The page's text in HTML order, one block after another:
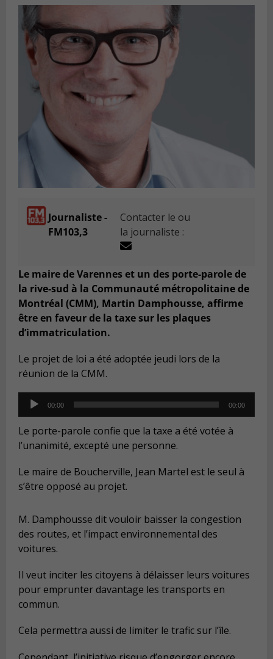
Journaliste -
FM103,3
Contacter le ou
la journaliste :
Le maire de Varennes et un des porte-parole de
la rive-sud à la Communauté métropolitaine de
Montréal (CMM), Martin Damphousse, affirme
être en faveur de la taxe sur les plaques
d’immatriculation.
Le projet de loi a été adoptée jeudi lors de la
réunion de la CMM.
Audio
Player
00:00 00:00
Le porte-parole confie que la taxe a été votée à
l’unanimité, excepté une personne.
Le maire de Boucherville, Jean Martel est le seul à
s’être opposé au projet.
M. Damphousse dit vouloir baisser la congestion
des routes, et l’impact environnemental des
voitures.
Il veut inciter les citoyens à délaisser leurs voitures
pour emprunter davantage les transports en
commun.
Cela permettra aussi de limiter le trafic sur l’île.